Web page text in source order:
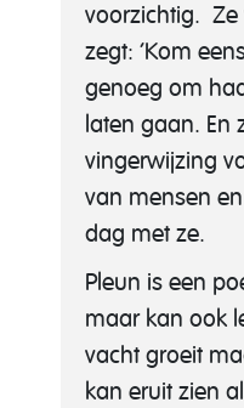
voorzichtig. Ze
zegt: ‘Kom
genoeg om
laten gaan. En
vingerwijzing
van mensen
dag met ze.
Pleun is een
maar kan ook
vacht groeit
kan eruit zien